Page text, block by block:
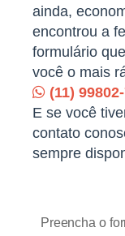
ainda,
encontrou a
formulário
você o mais
(11)
E se você
contato
sempre
Preencha o